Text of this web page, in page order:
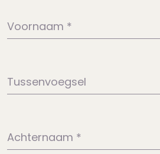
Voornaam *
Tussenvoegsel
Achternaam *